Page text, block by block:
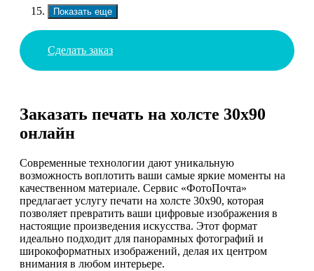
Показать еще
Сделать заказ
Заказать печать на холсте 30х90
онлайн
Современные технологии дают уникальную
возможность воплотить ваши самые яркие моменты на
качественном материале. Сервис «ФотоПочта»
предлагает услугу печати на холсте 30х90, которая
позволяет превратить ваши цифровые изображения в
настоящие произведения искусства. Этот формат
идеально подходит для панорамных фотографий и
широкоформатных изображений, делая их центром
внимания в любом интерьере.